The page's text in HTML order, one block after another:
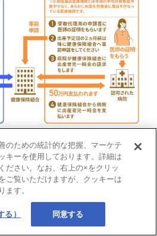
わって、医療機関などが出産育児
行う「直接支払制度」を利用され
児一時金が医療機関などへ直接支
口で出産費用を全額立て替え払い
数の医療機関でしか利用できませ
のための統計的な把握、マーケテ
キーを使用しております。詳細は
ださい。なお、右上の×をクリッ
ご覧いただけますが、クッキーは
ます。
） 同意する